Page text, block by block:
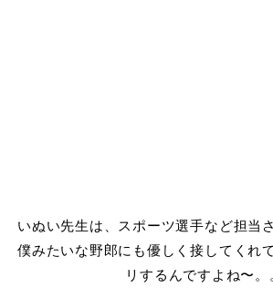
いぬい先生は、スポーツ選手など担当
僕みたいな野郎にも優しく接してくれ
リするんですよね〜。